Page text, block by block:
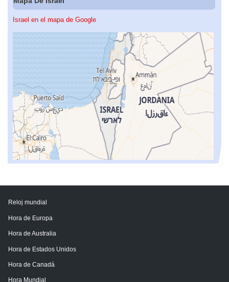
Israel en el mapa de Google
Reloj mundial
Hora de Europa
Hora de Australia
Hora de Estados Unidos
Hora de Canadá
Hora Mundial